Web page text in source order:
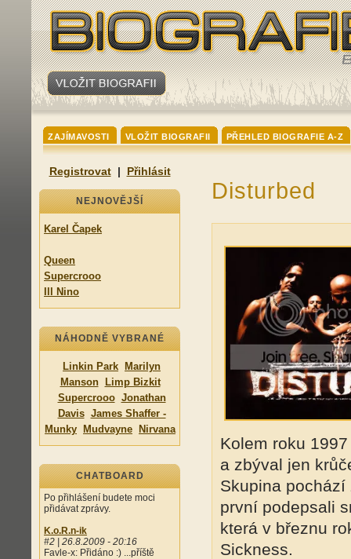
ZAJÍMAVOSTI VLOŽIT BIOGRAFII PŘEHLED BIOGRAFIE A-Z
Registrovat| Přihlásit
NEJNOVĚJŠÍ
Karel Čapek
Queen
Supercrooo
Ill Nino
NÁHODNĚ VYBRANÉ
Linkin Park
Marilyn
Manson
Limp Bizkit
Supercrooo Jonathan
Davis James Shaffer -
Munky
Mudvayne Nirvana
CHATBOARD
Po přihlášení budete moci
přidávat zprávy.
K.o.R.n-ik
#2 | 26.8.2009 - 20:16
Favle-x: Přidáno :) ...příště
Disturbed
Kolem roku
a zbýval jen
Skupina
první podepsali
která v březnu
Sickness.